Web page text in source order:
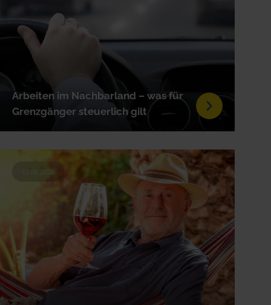
Arbeiten im Nachbarland – was für
Grenzgänger steuerlich gilt
15.06.2026